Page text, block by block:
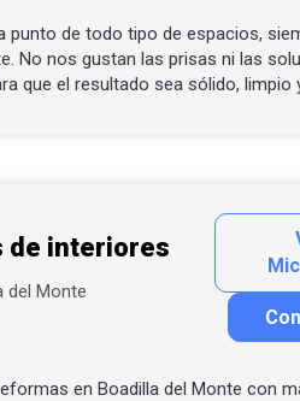
de todo tipo de espacios,
No nos gustan las prisas ni las
que el resultado sea sólido, limpio
de interiores
del Monte
Contactar
en Boadilla del Monte con